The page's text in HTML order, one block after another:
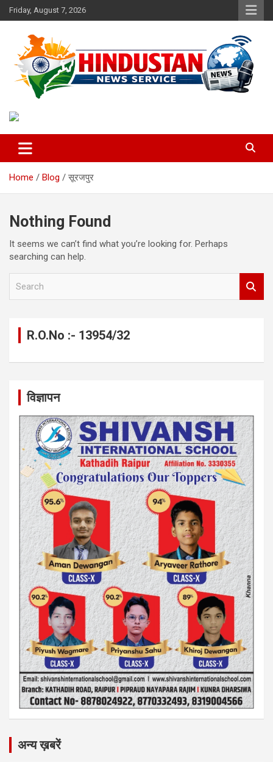
Skip
to
Friday, August 7, 2026
Hindustan News Service
Home Blog सूरजपुर
Nothing Found
It seems we can’t find what you’re looking for. Perhaps
searching can help.
R.O.No :- 13954/32
विज्ञापन
अन्य ख़बरें